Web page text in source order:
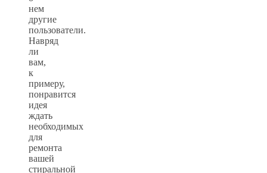
нем
другие
пользователи.
Навряд
ли
вам,
к
примеру,
понравится
идея
ждать
необходимых
для
ремонта
вашей
стиральной